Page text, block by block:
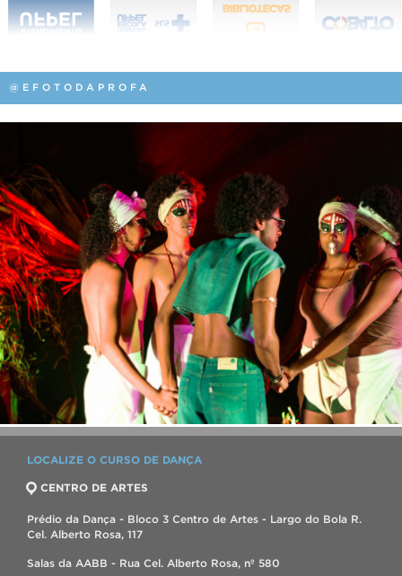
@EFOTODAPROFA
LOCALIZE O CURSO DE DANÇA
CENTRO DE ARTES
Prédio da Dança - Bloco 3 Centro de Artes - Largo do Bola R.
Cel. Alberto Rosa, 117
Salas da AABB - Rua Cel. Alberto Rosa, nº 580